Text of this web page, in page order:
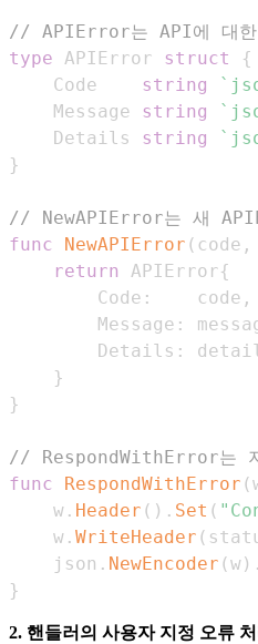
// APIError는 API에 대한
type APIError struct
{
	Code
string
	Message
string
	Details
string
}
// NewAPIError는 새
func
NewAPIError ( code ,
return
APIError{
		Code
:
    code
,
		Message
:
		Details
:
}
}
// RespondWithError는 지
func
RespondWithError (
	w
. Header ( ) . Set (
	w
. WriteHeader (
	json
. NewEncoder (w) .
}
2. 핸들러의 사용자 지정 오류